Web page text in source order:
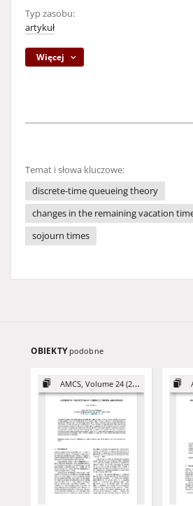
Typ zasobu:
artykuł
Więcej
Temat i słowa kluczowe:
discrete-time queueing theory
changes in the remaining vacation
sojourn times
OBIEKTY podobne
AMCS, Volume 24 (2014)